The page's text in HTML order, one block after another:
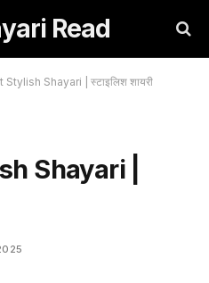
Read
Shayari | स्टाइलिश शायरी
Shayari |